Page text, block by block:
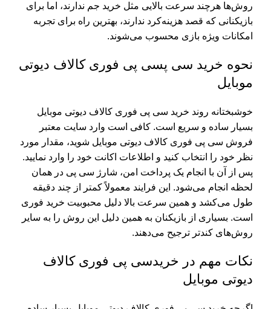
روش‌ها هرچند سرعت بالایی مثل خرید جم ندارند، اما برای
بازیکنانی که قصد هزینه‌کرد ندارند، بهترین راه برای تجربه
امکانات ویژه بازی محسوب می‌شوند.
نحوه خرید سی پسی پی فوری کالاف دیوتی
موبایل
خوشبختانه روند خرید سی پی فوری کالاف دیوتی موبایل
بسیار ساده و سریع است. کافی است وارد سایت معتبر
فروش سی پی فوری کالاف دیوتی موبایل شوید، مقدار مورد
نظر خود را انتخاب کنید و اطلاعات اکانت خود را وارد نمایید.
پس از آن با انجام یک پرداخت امن، شارژ سی پی در همان
لحظه انجام می‌شود. این فرایند معمولاً کمتر از چند دقیقه
طول می‌کشد و همین سرعت بالا دلیل محبوبیت خرید فوری
است. بسیاری از بازیکنان به همین دلیل این روش را به سایر
روش‌های کندتر ترجیح می‌دهند.
نکات مهم در خریدسی پی فوری کالاف
دیوتی موبایل